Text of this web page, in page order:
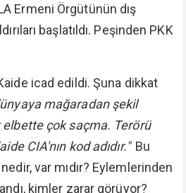
Ermeni Örgütünün dış
başlatıldı. Peşinden PKK
icad edildi. Şuna dikkat
mağaradan şekil
çok saçma. Terörü
CIA'nın kod adıdır." Bu
var mıdır? Eylemlerinden
kimler zarar görüyor?